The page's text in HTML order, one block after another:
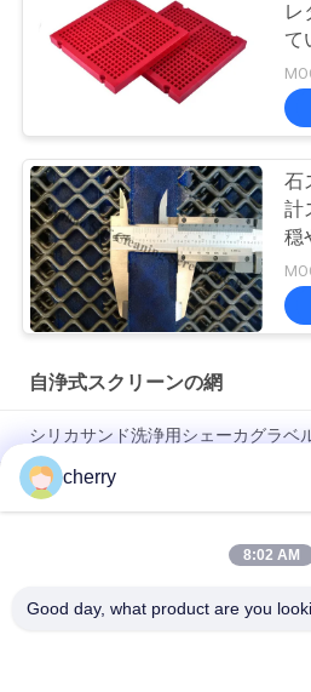
レ
て
網
石
計
穏
ー
自浄式スクリーンの網
シリカサンド洗浄用シェーカグラベ
設計タイプ 防ブロックスクリーン 濡
を処理する
石砕機のためのアンチストッキング
cherry
8:02 AM
Good day, what product are you